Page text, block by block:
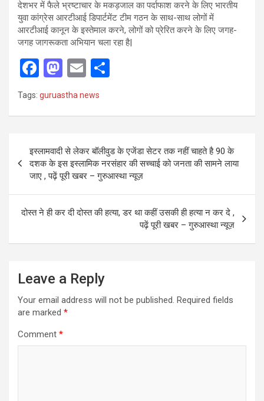
देशभर में फैले भ्रष्टाचार के मकड़जाल का पर्दाफाश करने के लिए भारतीय
युवा कांग्रेस आरटीआई डिपार्टमेंट टीम गठन के साथ-साथ लोगों में
आरटीआई कानून के इस्तेमाल करने, लोगों को प्रेरित करने के लिए जगह-
जगह जागरूकता अभियान चला रहा है|
F
ce
o
o
k
M
a
st
d
o
n
E
ail
Tags: guruastha news
navigation
इस्लामवादी से लेकर बॉलीवुड के एजेंडा सेटर तक नहीं चाहते है 90 के
दशक के इस इस्लामिक नरसंहार की सच्चाई को जनता की सामने लाया
जाए , पढ़ें पूरी खबर – गुरुआस्था न्यूज़
दोस्त ने ही कर दी दोस्त की हत्या, डर था कहीं उसकी ही हत्या न कर दे ,
पढ़ें पूरी खबर – गुरुआस्था न्यूज़
Leave a Reply
Your email address will not be published. Required fields
are marked *
Comment *